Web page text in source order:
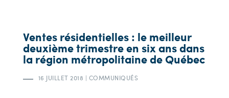
Ventes résidentielles : le meilleur
deuxième trimestre en six ans dans
la région métropolitaine de Québec
16 JUILLET 2018 | COMMUNIQUÉS